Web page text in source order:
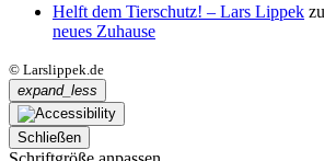
Helft dem Tierschutz! – Lars Lippek zu
neues Zuhause
© Larslippek.de
expand_less
Schließen